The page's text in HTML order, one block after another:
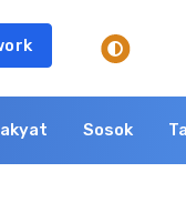
Sosok